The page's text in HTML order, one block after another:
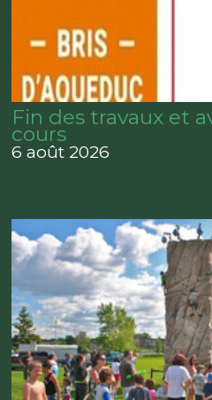
Fin des travaux et
cours
6 août 2026